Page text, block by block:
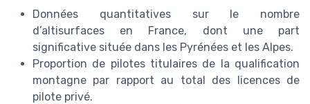
Données quantitatives sur le nombre
d’altisurfaces en France, dont une part
significative située dans les Pyrénées et les Alpes.
Proportion de pilotes titulaires de la qualification
montagne par rapport au total des licences de
pilote privé.